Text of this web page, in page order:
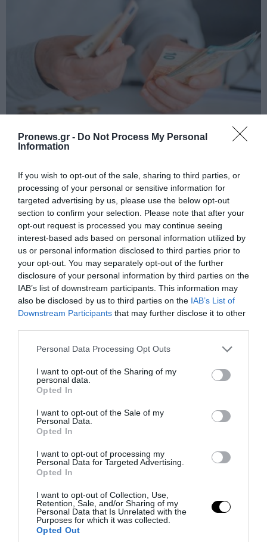
Pronews.gr - Do Not Process My Personal
Information
If you wish to opt-out of the sale, sharing to third parties, or
processing of your personal or sensitive information for
targeted advertising by us, please use the below opt-out
section to confirm your selection. Please note that after your
opt-out request is processed you may continue seeing
interest-based ads based on personal information utilized by
us or personal information disclosed to third parties prior to
your opt-out. You may separately opt-out of the further
disclosure of your personal information by third parties on the
IAB’s list of downstream participants. This information may
also be disclosed by us to third parties on the IAB’s List of
Downstream Participants that may further disclose it to other
Please note that this website/app uses one or more Google
not limited to your visit or usage behaviour. You may click to
grant or deny consent to Google and its third-party tags to
use your data for below specified purposes in below Google
consent section.
Personal Data Processing Opt Outs
I want to opt-out of the Sharing of my
personal data.
Opted In
I want to opt-out of the Sale of my
Personal Data.
Opted In
I want to opt-out of processing my
Personal Data for Targeted Advertising.
Opted In
I want to opt-out of Collection, Use,
Retention, Sale, and/or Sharing of my
Personal Data that Is Unrelated with the
Purposes for which it was collected.
Opted Out
PRONEWS.GR / ΕΛΛΗΝΙΚΗ ΟΙΚΟΝΟΜΙΑ
Συντάξεις: Αυξάνονται από την 1η
Ιανουαρίου 2027 – Τέλος η προσωπική
διαφορά για 670.000 δικαιούχους
06.08.2026 | 10:33
PRONEWS.GR /ΕΛΛΗΝΙΚΗ ΟΙΚΟΝΟΜΙΑ
«Τουρισμός για Όλους 2026-2027»: Ποιοι
μπορούν να κάνουν αίτηση σήμερα για το
voucher έως 600 ευρώ
06.08.2026 | 08:59